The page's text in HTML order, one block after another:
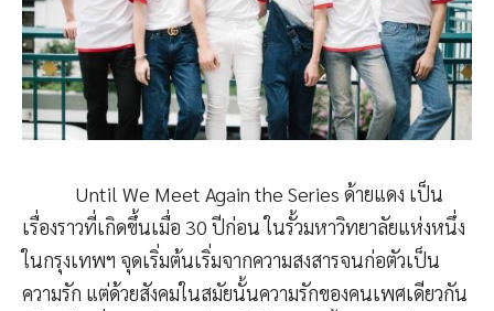
Until We Meet Again the Series ด้ายแดง เป็น
เรื่องราวที่เกิดขึ้นเมื่อ 30 ปีก่อน ในรั้วมหาวิทยาลัยแห่งหนึ่ง
ในกรุงเทพฯ จุดเริ่มต้นเริ่มจากความสงสารจนก่อตัวเป็น
ความรัก แต่ด้วยสังคมในสมัยนั้นความรักของคนเพศเดียวกัน